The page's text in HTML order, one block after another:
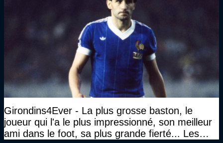
Girondins4Ever - La plus grosse baston, le
joueur qui l'a le plus impressionné, son meilleur
ami dans le foot, sa plus grande fierté... Les